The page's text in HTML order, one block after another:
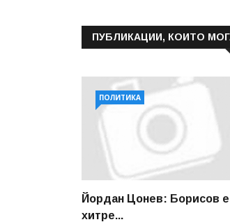
ПУБЛИКАЦИИ, КОИТО
ПОЛИТИКА
Йордан Цонев: Борисов е
хитре...